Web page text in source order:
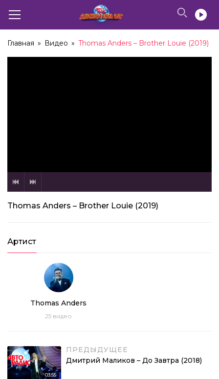
Главная » Видео » Thomas Anders – Brother Louie (2019)
Thomas Anders – Brother Louie (2019)
Артист
Thomas Anders
25 видео
03:55
ПРЕДЫДУЩЕЕ
Дмитрий Маликов – До Завтра (2018)